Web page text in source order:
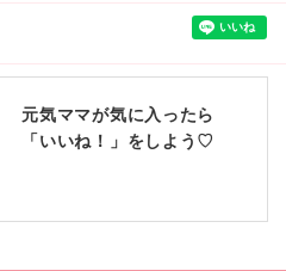
元気ママが気に入ったら
「いいね！」をしよう♡